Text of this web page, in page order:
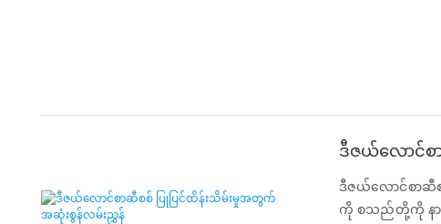
ဒီဇယ်လောင်စ
ဒီဇယ်လောင်စာဆီ
ကို စသည်တို့ကို နာ